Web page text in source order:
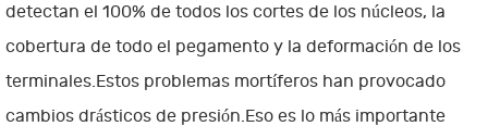
detectan el 100% de todos los cortes de los núcleos, la
cobertura de todo el pegamento y la deformación de los
terminales.Estos problemas mortíferos han provocado
cambios drásticos de presión.Eso es lo más importante